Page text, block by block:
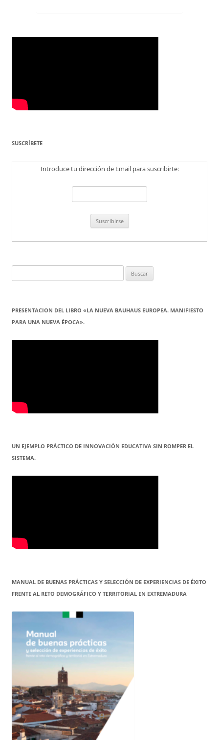
SUSCRÍBETE
Introduce tu dirección de Email para suscribirte:
PRESENTACION DEL LIBRO «LA NUEVA BAUHAUS EUROPEA. MANIFIESTO
PARA UNA NUEVA ÉPOCA».
UN EJEMPLO PRÁCTICO DE INNOVACIÓN EDUCATIVA SIN ROMPER EL
SISTEMA.
MANUAL DE BUENAS PRÁCTICAS Y SELECCIÓN DE EXPERIENCIAS DE ÉXITO
FRENTE AL RETO DEMOGRÁFICO Y TERRITORIAL EN EXTREMADURA